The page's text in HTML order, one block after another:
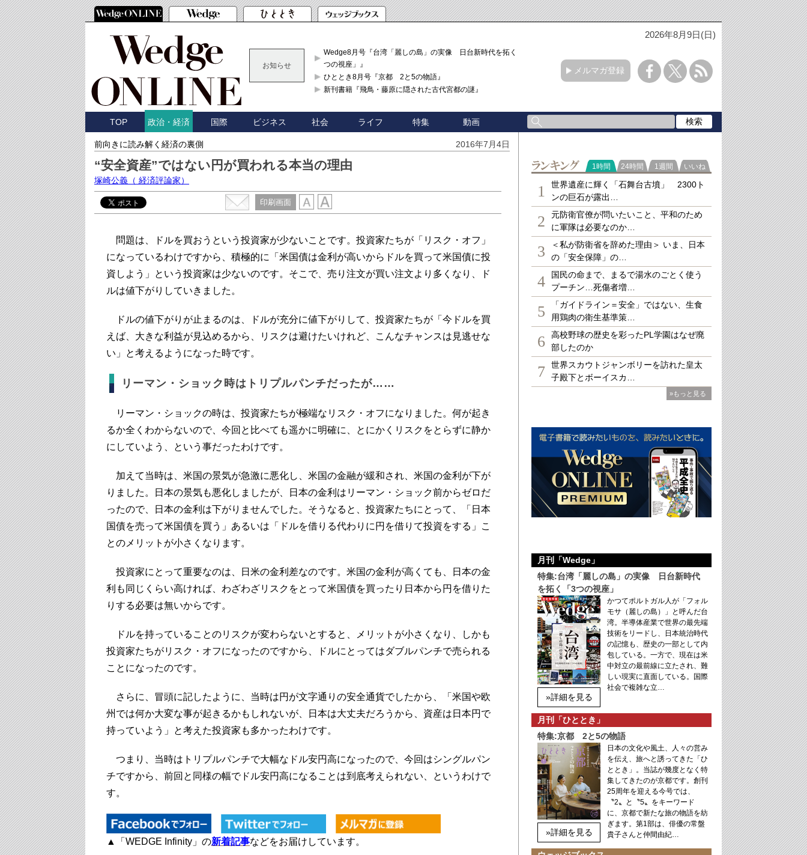
2026年8月9日(日)
お知らせ
Wedge8月号『台湾「麗しの島」の実像 日台新時代を拓く「3
つの視座」』
ひととき8月号『京都 2と5の物語』
新刊書籍『飛鳥・藤原に隠された古代宮都の謎』
メルマガ登録
TOP 政治・経済 国際 ビジネス 社会 ライフ 特集 動画
前向きに読み解く経済の裏側 2016年7月4日
“安全資産”ではない円が買われる本当の理由
塚崎公義 （ 経済評論家）
印刷画面
問題は、ドルを買おうという投資家が少ないことです。投資家たちが「リスク・オフ」
になっているわけですから、積極的に「米国債は金利が高いからドルを買って米国債に投
資しよう」という投資家は少ないのです。そこで、売り注文が買い注文より多くなり、ド
ルは値下がりしていきました。
ドルの値下がりが止まるのは、ドルが充分に値下がりして、投資家たちが「今ドルを買
えば、大きな利益が見込めるから、リスクは避けたいけれど、こんなチャンスは見逃せな
い」と考えるようになった時です。
リーマン・ショック時はトリプルパンチだったが……
リーマン・ショックの時は、投資家たちが極端なリスク・オフになりました。何が起き
るか全くわからないので、今回と比べても遥かに明確に、とにかくリスクをとらずに静か
にしていよう、という事だったわけです。
加えて当時は、米国の景気が急激に悪化し、米国の金融が緩和され、米国の金利が下が
りました。日本の景気も悪化しましたが、日本の金利はリーマン・ショック前からゼロだ
ったので、日本の金利は下がりませんでした。そうなると、投資家たちにとって、「日本
国債を売って米国債を買う」あるいは「ドルを借りる代わりに円を借りて投資をする」こ
とのメリットが小さくなります。
投資家にとって重要なのは、日米の金利差なのです。米国の金利が高くても、日本の金
利も同じくらい高ければ、わざわざリスクをとって米国債を買ったり日本から円を借りた
りする必要は無いからです。
ドルを持っていることのリスクが変わらないとすると、メリットが小さくなり、しかも
投資家たちがリスク・オフになったのですから、ドルにとってはダブルパンチで売られる
ことになったのです。
さらに、冒頭に記したように、当時は円が文字通りの安全通貨でしたから、「米国や欧
州では何か大変な事が起きるかもしれないが、日本は大丈夫だろうから、資産は日本円で
持っていよう」と考えた投資家も多かったわけです。
つまり、当時はトリプルパンチで大幅なドル安円高になったので、今回はシングルパン
チですから、前回と同様の幅でドル安円高になることは到底考えられない、というわけで
す。
▲「WEDGE Infinity」の新着記事などをお届けしています。
ランキング
1時間 24時間 1週間 いいね
1
世界遺産に輝く「石舞台古墳」 2300ト
ンの巨石が露出…
2
元防衛官僚が問いたいこと、平和のため
に軍隊は必要なのか…
3
＜私が防衛省を辞めた理由＞ いま、日本
の「安全保障」の…
4
国民の命まで、まるで湯水のごとく使う
プーチン…死傷者増…
5
「ガイドライン＝安全」ではない、生食
用鶏肉の衛生基準策…
6
高校野球の歴史を彩ったPL学園はなぜ廃
部したのか
7
世界スカウトジャンボリーを訪れた皇太
子殿下とボーイスカ…
»もっと見る
月刊「Wedge」
特集:台湾「麗しの島」の実像 日台新時代
を拓く「3つの視座」
»詳細を見る
かつてポルトガル人が「フォル
モサ（麗しの島）」と呼んだ台
湾。半導体産業で世界の最先端
技術をリードし、日本統治時代
の記憶も、歴史の一部として内
包している。一方で、現在は米
中対立の最前線に立たされ、難
しい現実に直面している。国際
社会で複雑な立…
月刊「ひととき」
特集:京都 2と5の物語
»詳細を見る
日本の文化や風土、人々の営み
を伝え、旅へと誘ってきた「ひ
ととき」。当誌が幾度となく特
集してきたのが京都です。創刊
25周年を迎える今号では、
〝2〟と〝5〟をキーワード
に、京都で新たな旅の物語を紡
ぎます。第1部は、俳優の常盤
貴子さんと仲間由紀…